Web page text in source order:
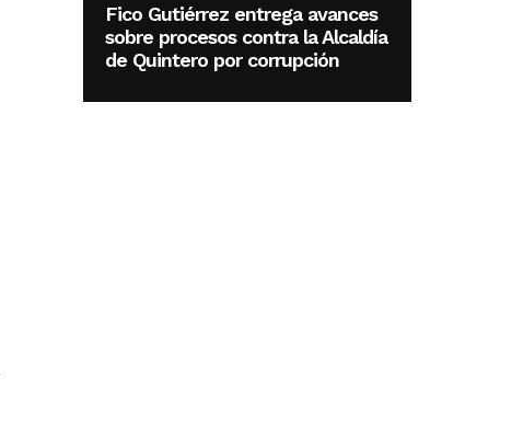
Fico Gutiérrez entrega avances
sobre procesos contra la Alcaldía
de Quintero por corrupción